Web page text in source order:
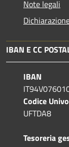
Note legali
IBAN E CC
IBAN
Codice
UFTDA8
Tesoreria